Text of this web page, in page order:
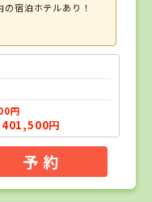
宿泊ホテルあり！
円
円
予 約